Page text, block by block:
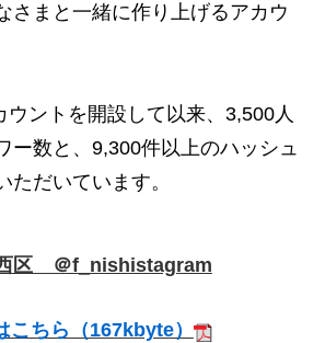
さまと一緒に作り上げるアカウ
ウントを開設して以来、3,500人
ー数と、9,300件以上のハッシュ
ただいています。
西区 ＠f_nishistagram
こちら（167kbyte）